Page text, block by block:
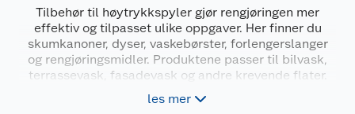
Tilbehør til høytrykkspyler gjør rengjøringen mer
effektiv og tilpasset ulike oppgaver. Her finner du
skumkanoner, dyser, vaskebørster, forlengerslanger
og rengjøringsmidler. Produktene passer til bilvask,
terrassevask, fasadevask og andre krevende flater.
Med riktig tilbehør får du bedre rekkevidde, høyere
ytelse og mer presise resultater – uansett hva du skal
les mer